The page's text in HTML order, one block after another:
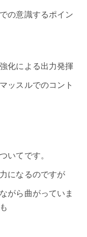
の意識するポイン
化による出力発揮
ッスルでのコント
いてです。
になるのですが
がら曲がっていま